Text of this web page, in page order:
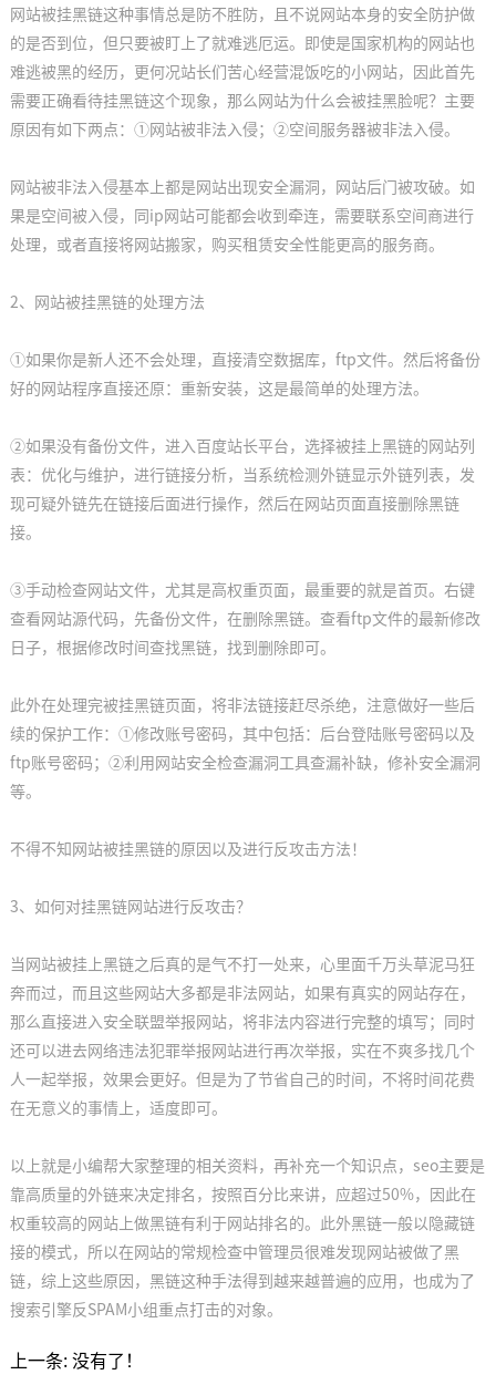
网站被挂黑链这种事情总是防不胜防，且不说网站本身的安全防护做
的是否到位，但只要被盯上了就难逃厄运。即使是国家机构的网站也
难逃被黑的经历，更何况站长们苦心经营混饭吃的小网站，因此首先
需要正确看待挂黑链这个现象，那么网站为什么会被挂黑脸呢？主要
原因有如下两点：①网站被非法入侵；②空间服务器被非法入侵。
网站被非法入侵基本上都是网站出现安全漏洞，网站后门被攻破。如
果是空间被入侵，同ip网站可能都会收到牵连，需要联系空间商进行
处理，或者直接将网站搬家，购买租赁安全性能更高的服务商。
2、网站被挂黑链的处理方法
①如果你是新人还不会处理，直接清空数据库，ftp文件。然后将备份
好的网站程序直接还原：重新安装，这是最简单的处理方法。
②如果没有备份文件，进入百度站长平台，选择被挂上黑链的网站列
表：优化与维护，进行链接分析，当系统检测外链显示外链列表，发
现可疑外链先在链接后面进行操作，然后在网站页面直接删除黑链
接。
③手动检查网站文件，尤其是高权重页面，最重要的就是首页。右键
查看网站源代码，先备份文件，在删除黑链。查看ftp文件的最新修改
日子，根据修改时间查找黑链，找到删除即可。
此外在处理完被挂黑链页面，将非法链接赶尽杀绝，注意做好一些后
续的保护工作：①修改账号密码，其中包括：后台登陆账号密码以及
ftp账号密码；②利用网站安全检查漏洞工具查漏补缺，修补安全漏洞
等。
不得不知网站被挂黑链的原因以及进行反攻击方法！
3、如何对挂黑链网站进行反攻击？
当网站被挂上黑链之后真的是气不打一处来，心里面千万头草泥马狂
奔而过，而且这些网站大多都是非法网站，如果有真实的网站存在，
那么直接进入安全联盟举报网站，将非法内容进行完整的填写；同时
还可以进去网络违法犯罪举报网站进行再次举报，实在不爽多找几个
人一起举报，效果会更好。但是为了节省自己的时间，不将时间花费
在无意义的事情上，适度即可。
以上就是小编帮大家整理的相关资料，再补充一个知识点，seo主要是
靠高质量的外链来决定排名，按照百分比来讲，应超过50%，因此在
权重较高的网站上做黑链有利于网站排名的。此外黑链一般以隐藏链
接的模式，所以在网站的常规检查中管理员很难发现网站被做了黑
链，综上这些原因，黑链这种手法得到越来越普遍的应用，也成为了
搜索引擎反SPAM小组重点打击的对象。
上一条:没有了！
判断竞争对手网站seo优化状况的几大要素
2022-07-25
2022-07-25